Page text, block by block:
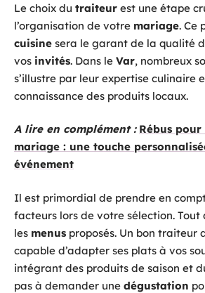
Le choix du traiteur est une étape
l’organisation de votre mariage. Ce
cuisine sera le garant de la qualité
vos invités. Dans le Var, nombreux
s’illustre par leur expertise culinaire
connaissance des produits locaux.
A lire en complément : Rébus
mariage : une touche
événement
Il est primordial de prendre en
facteurs lors de votre sélection. Tout
les menus proposés. Un bon traiteur
capable d’adapter ses plats à vos
intégrant des produits de saison et
pas à demander une dégustation